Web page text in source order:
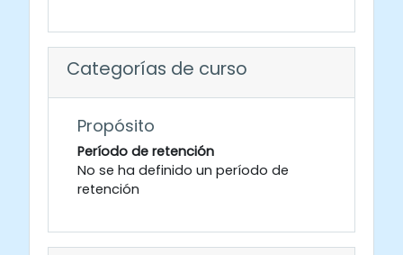
Categorías de curso
Propósito
Período de retención
No se ha definido un período de
retención